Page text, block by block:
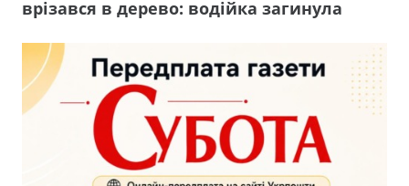
врізався в дерево: водійка загинула